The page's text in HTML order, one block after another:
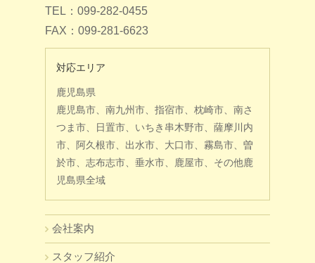
TEL：099-282-0455
FAX：099-281-6623
対応エリア
鹿児島県
鹿児島市、南九州市、指宿市、枕崎市、南さ
つま市、日置市、いちき串木野市、薩摩川内
市、阿久根市、出水市、大口市、霧島市、曽
於市、志布志市、垂水市、鹿屋市、その他鹿
児島県全域
会社案内
スタッフ紹介